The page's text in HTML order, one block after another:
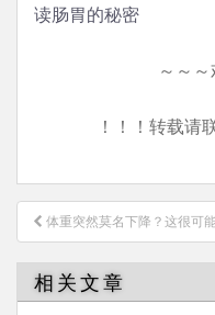
读肠胃的秘密
～～
！！！转载请
文
章
导
航
体重突然莫名下降？这很可
相关文章